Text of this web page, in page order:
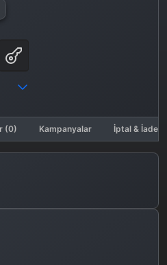
Değerlendirmeler (0) Kampanyalar İptal & İade